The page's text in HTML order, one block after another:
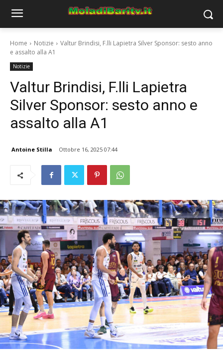
Home Notizie
Valtur Brindisi, F.lli Lapietra Silver Sponsor: sesto anno
e assalto alla A1
Notizie
Valtur Brindisi, F.lli Lapietra
Silver Sponsor: sesto anno e
assalto alla A1
Antoine Stilla Ottobre 16, 2025 07:44